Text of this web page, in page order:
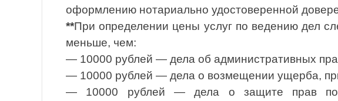
оформлению нотариально удостоверенной
**При определении цены услуг по ведению дел
меньше, чем:
— 10000 рублей — дела об административных
— 10000 рублей — дела о возмещении ущерба,
— 10000 рублей — дела о защите прав